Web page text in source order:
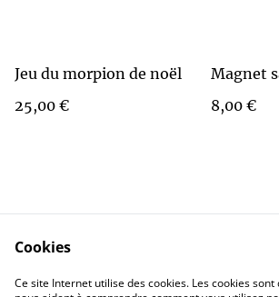
Jeu du morpion de noël
25,00 €
Magnet
8,00 €
Contact Us
Legal
Privacy Policy
Cookies
Ce site Internet utilise des cookies. Les cookies